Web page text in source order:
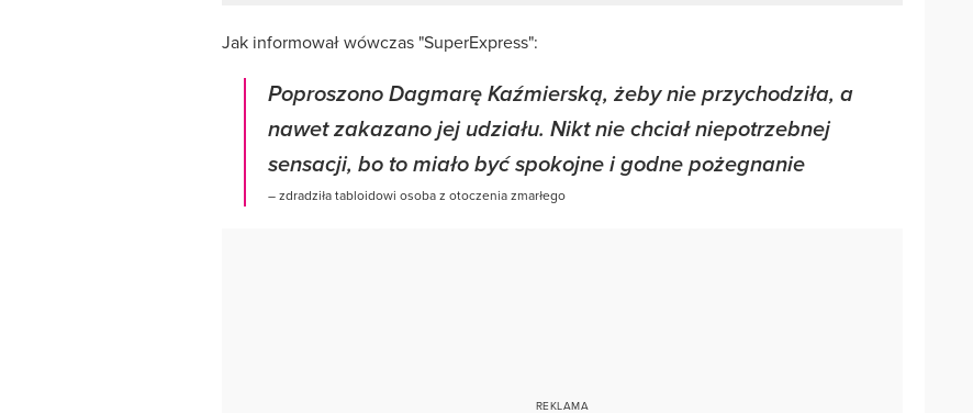
Jak informował wówczas "SuperExpress":
Poproszono Dagmarę Kaźmierską, żeby nie przychodziła, a
nawet zakazano jej udziału. Nikt nie chciał niepotrzebnej
sensacji, bo to miało być spokojne i godne pożegnanie
– zdradziła tabloidowi osoba z otoczenia zmarłego